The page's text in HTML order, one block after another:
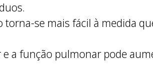
se mais fácil à medida
a função pulmonar pode